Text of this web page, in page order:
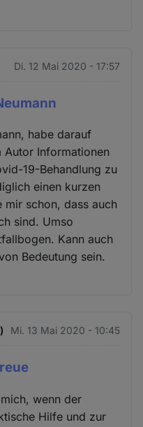
Di. 12 Mai 2020 - 17:57
habe darauf
Autor Informationen
19-Behandlung zu
einen kurzen
mir schon, dass auch
sind. Umso
Kann auch
Bedeutung sein.
Mi. 13 Mai 2020 - 10:45
wenn der
Hilfe und zur